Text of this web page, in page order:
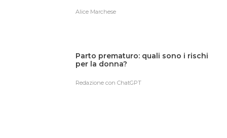
Alice Marchese
Parto prematuro: quali sono i rischi
per la donna?
Redazione con ChatGPT